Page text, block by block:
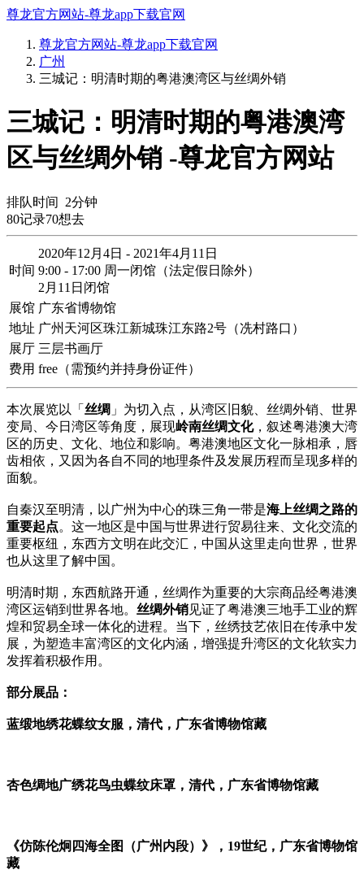
尊龙官方网站-尊龙app下载官网
尊龙官方网站-尊龙app下载官网
广州
三城记：明清时期的粤港澳湾区与丝绸外销
三城记：明清时期的粤港澳湾
区与丝绸外销 -尊龙官方网站
排队时间 2分钟
80记录70想去
时间
2020年12月4日 - 2021年4月11日
9:00 - 17:00 周一闭馆（法定假日除外）
2月11日闭馆
展馆 广东省博物馆
地址 广州天河区珠江新城珠江东路2号（冼村路口）
展厅 三层书画厅
费用 free（需预约并持身份证件）
本次展览以「 丝绸 」为切入点，从湾区旧貌、丝绸外销、世界
变局、今日湾区等角度，展现岭南丝绸文化，叙述粤港澳大湾
区的历史、文化、地位和影响。粤港澳地区文化一脉相承，唇
齿相依，又因为各自不同的地理条件及发展历程而呈现多样的
面貌。
自秦汉至明清，以广州为中心的珠三角一带是海上丝绸之路的
重要起点。这一地区是中国与世界进行贸易往来、文化交流的
重要枢纽，东西方文明在此交汇，中国从这里走向世界，世界
也从这里了解中国。
明清时期，东西航路开通，丝绸作为重要的大宗商品经粤港澳
湾区运销到世界各地。 丝绸外销见证了粤港澳三地手工业的辉
煌和贸易全球一体化的进程。当下，丝绣技艺依旧在传承中发
展，为塑造丰富湾区的文化内涵，增强提升湾区的文化软实力
发挥着积极作用。
部分展品：
蓝缎地绣花蝶纹女服，清代，广东省博物馆藏
杏色绸地广绣花鸟虫蝶纹床罩，清代，广东省博物馆藏
《仿陈伦炯四海全图（广州内段）》，19世纪，广东省博物馆
藏